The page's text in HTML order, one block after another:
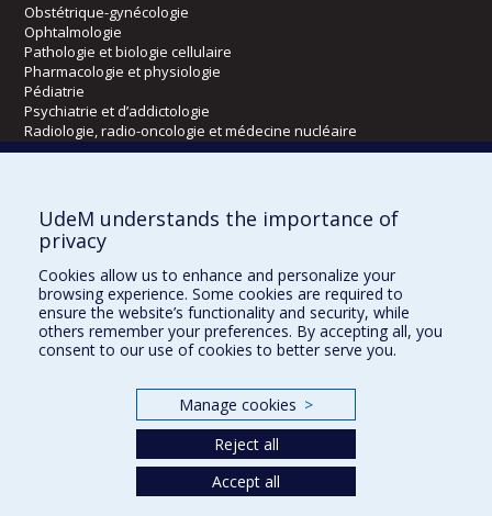
Obstétrique-gynécologie
Ophtalmologie
Pathologie et biologie cellulaire
Pharmacologie et physiologie
Pédiatrie
Psychiatrie et d’addictologie
Radiologie, radio-oncologie et médecine nucléaire
Écoles
Kinésiologie et des sciences de l’activité physique
Orthophonie et audiologie
Réadaptation
Directions
DPC
UdeM understands the importance of
privacy
Cookies allow us to enhance and personalize your
browsing experience. Some cookies are required to
ensure the website’s functionality and security, while
others remember your preferences. By accepting all, you
consent to our use of cookies to better serve you.
Manage cookies >
Reject all
Accept all